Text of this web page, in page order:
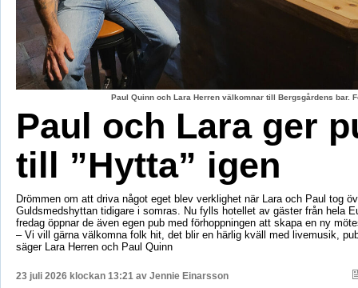
Paul Quinn och Lara Herren välkomnar till Bergsgårdens bar.
Paul och Lara ger
till ”Hytta” igen
Drömmen om att driva något eget blev verklighet när Lara och Paul tog
Guldsmedshyttan tidigare i somras. Nu fylls hotellet av gäster från hela
fredag öppnar de även egen pub med förhoppningen att skapa en ny
– Vi vill gärna välkomna folk hit, det blir en härlig kväll med livemusik,
säger Lara Herren och Paul Quinn
23 juli 2026 klockan 13:21 av Jennie Einarsson